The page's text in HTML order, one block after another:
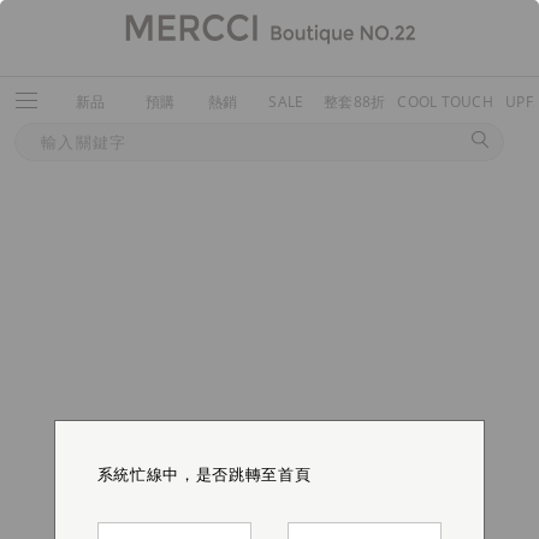
新品 預購 熱銷 SALE 整套88折 COOL TOUCH
系統忙線中，是否跳轉至首頁
系統忙線中，是否跳轉至首頁
系統忙線中，是否跳轉至首頁
系統忙線中，是否跳轉至首頁
系統忙線中，是否跳轉至首頁